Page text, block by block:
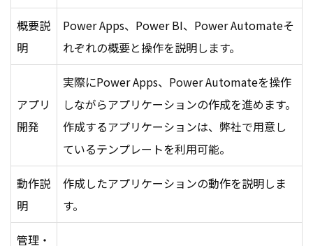
概要説
明
Power Apps、Power BI、Power Automateそ
れぞれの概要と操作を説明します。
アプリ
開発
実際にPower Apps、Power Automateを操作
しながらアプリケーションの作成を進めます。
作成するアプリケーションは、弊社で用意し
ているテンプレートを利用可能。
動作説
明
作成したアプリケーションの動作を説明しま
す。
管理・